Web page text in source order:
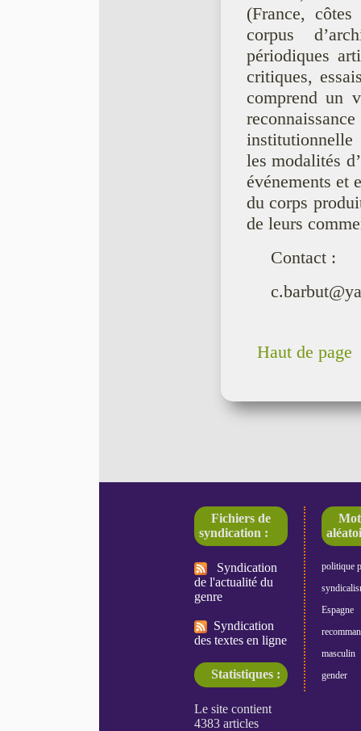
(France,
corpus
périodiques
critiques,
comprend un
les modalités
événements et
du corps
de leurs
Contact :
Haut de page
Fichiers de
syndication :
Syndication
de l'actualité du
genre
Syndication
des textes en ligne
Statistiques :
politique
Espagne
masculin
gender